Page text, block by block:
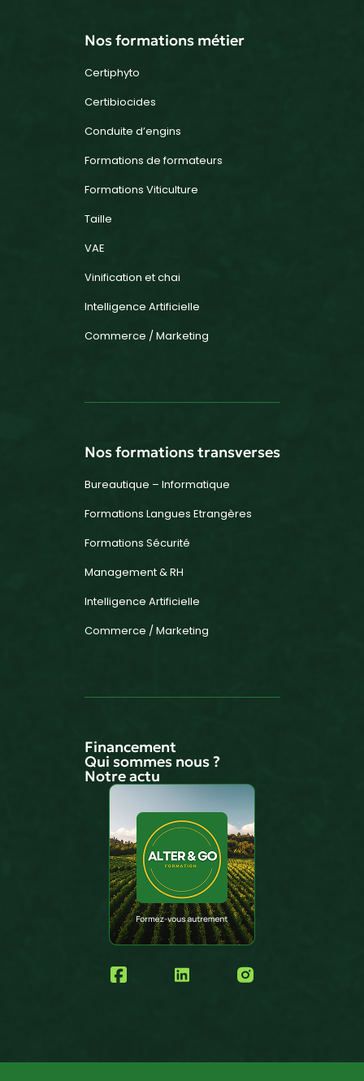
Nos formations métier
Certiphyto
Certibiocides
Conduite d’engins
Formations de formateurs
Formations Viticulture
Taille
VAE
Vinification et chai
Intelligence Artificielle
Commerce / Marketing
Nos formations transverses
Bureautique – Informatique
Formations Langues Etrangères
Formations Sécurité
Management & RH
Intelligence Artificielle
Commerce / Marketing
Financement
Qui sommes nous ?
Notre actu